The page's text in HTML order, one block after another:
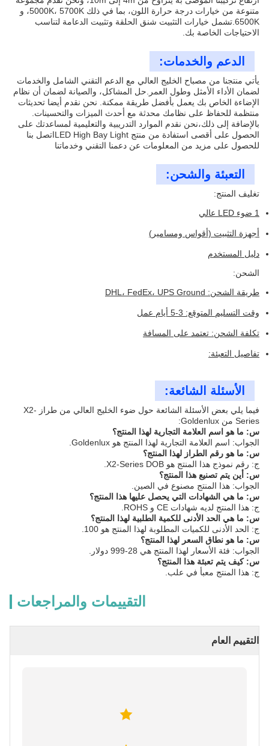
متنوعة من خيارات درجة حرارة اللون، بما في ذلك 5000K، 5700K، و
6500K.تشمل خيارات التثبيت شنق الحلقة وتثبيت الدعامة لتناسب
الاحتياجات الخاصة بك.
الدعم والخدمات:
يأتي منتجنا من مصباح الخليج العالي مع الدعم التقني الشامل والخدمات
لضمان الأداء الأمثل وطول العمر.حل المشاكل، والصيانة لضمان أن نظام
الإضاءة الخاص بك يعمل بأفضل طريقة ممكنة. نحن نقدم أيضا تحديثات
منتظمة للحفاظ على نظامك محدثة مع أحدث الميزات والتحسينات.
بالإضافة إلى ذلك،نحن نقدم الموارد التدريبية والتعليمية لمساعدتك على
الحصول على أقصى استفادة من منتج LED High Bay Lightاتصل بنا
للحصول على مزيد من المعلومات عن دعمنا التقني وخدماتنا
التعبئة والشحن:
تغليف المنتج:
1 ضوء LED عالي
أجهزة التثبيت (أقواس ومسامير)
دليل المستخدم
الشحن:
طريقة الشحن: DHL، FedEx، UPS Ground
وقت التسليم المتوقع: 3-5 أيام عمل
تكلفة الشحن: تعتمد على المسافة
تفاصيل التعبئة:
الأسئلة الشائعة:
فيما يلي بعض الأسئلة الشائعة حول ضوء الخليج العالي من طراز X2-
Series من Goldenlux:
س: ما هو اسم العلامة التجارية لهذا المنتج؟
الجواب: اسم العلامة التجارية لهذا المنتج هو Goldenlux.
س: ما هو رقم الطراز لهذا المنتج؟
ج: رقم نموذج هذا المنتج هو X2-Series DOB.
س: أين يتم تصنيع هذا المنتج؟
الجواب: هذا المنتج مصنوع في الصين.
س: ما هي الشهادات التي يحصل عليها هذا المنتج؟
ج: هذا المنتج لديه شهادات CE و ROHS.
س: ما هي الحد الأدنى للكمية الطلبية لهذا المنتج؟
ج: الحد الأدنى للكميات المطلوبة لهذا المنتج هو 100.
س: ما هو نطاق السعر لهذا المنتج؟
الجواب: فئة الأسعار لهذا المنتج هي 28-999 دولار.
س: كيف يتم تعبئة هذا المنتج؟
ج: هذا المنتج معبأ في علب.
التقييمات والمراجعات
التقييم العام